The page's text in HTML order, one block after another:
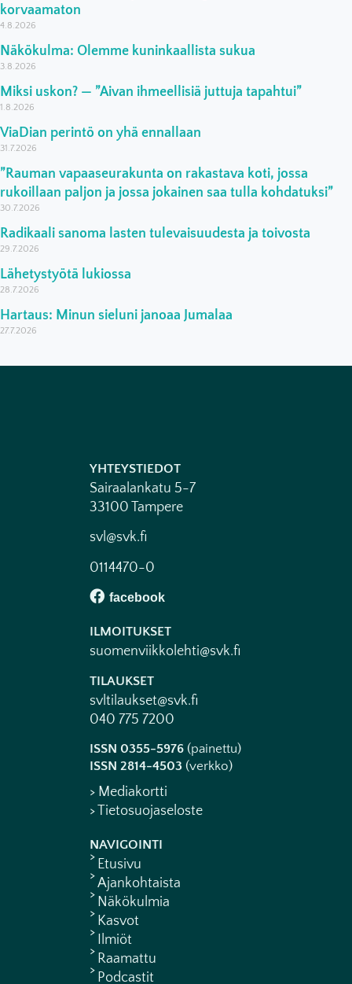
korvaamaton
4.8.2026
Näkökulma: Olemme kuninkaallista sukua
3.8.2026
Miksi uskon? — ”Aivan ihmeellisiä juttuja tapahtui”
1.8.2026
ViaDian perintö on yhä ennallaan
31.7.2026
”Rauman vapaaseurakunta on rakastava koti, jossa
rukoillaan paljon ja jossa jokainen saa tulla kohdatuksi”
30.7.2026
Radikaali sanoma lasten tulevaisuudesta ja toivosta
29.7.2026
Lähetystyötä lukiossa
28.7.2026
Hartaus: Minun sieluni janoaa Jumalaa
27.7.2026
YHTEYSTIEDOT
Sairaalankatu 5-7
33100 Tampere
svl@svk.fi
0114470-0
ILMOITUKSET
suomenviikkolehti@svk.fi
TILAUKSET
svltilaukset@svk.fi
040 775 7200
ISSN 0355-5976 (painettu)
ISSN 2814-4503 (verkko)
> Mediakortti
> Tietosuojaseloste
NAVIGOINTI
Etusivu
Ajankohtaista
Näkökulmia
Kasvot
Ilmiöt
Raamattu
Podcastit